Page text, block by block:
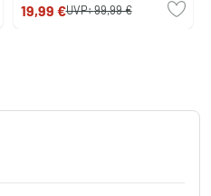
19,99 €UVP:99,99 €